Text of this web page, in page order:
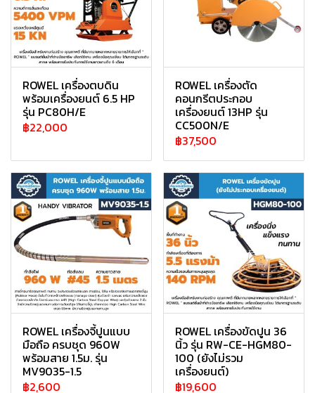
ROWEL เครื่องตบดิน
พร้อมเครื่องยนต์ 6.5 HP
รุ่น PC80H/E
฿22,000
ROWEL เครื่องตัด
คอนกรีตประกอบ
เครื่องยนต์ 13HP รุ่น
CC500N/E
฿37,500
ROWEL เครื่องจี้ปูนแบบ
มือถือ ครบชุด 960W
พร้อมสาย 1.5ม. รุ่น
MV9035-1.5
฿2,600
ROWEL เครื่องขัดปูน 36
นิ้ว รุ่น RW-CE-HGM80-
100 (ยังไม่รวม
เครื่องยนต์)
฿19,600